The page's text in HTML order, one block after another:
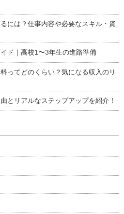
には？仕事内容や必要なスキル・資
ド｜高校1〜3年生の進路準備
ってどのくらい？気になる収入のリ
とリアルなステップアップを紹介！